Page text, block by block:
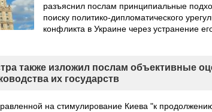
разъяснил послам принципиальные
поиску политико-дипломатического
конфликта в Украине через устранение
также изложил послам объективные
их государств
на стимулирование Киева "к